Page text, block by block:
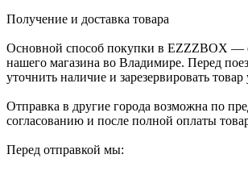
Получение и доставка товара
Основной способ покупки в EZZZBOX —
нашего магазина во Владимире. Перед
уточнить наличие и зарезервировать
Отправка в другие города возможна по
согласованию и после полной оплаты
Перед отправкой мы: